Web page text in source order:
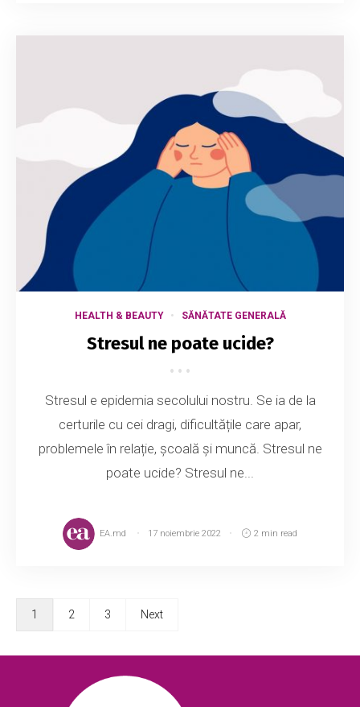
HEALTH & BEAUTY SĂNĂTATE GENERALĂ
Stresul ne poate ucide?
Stresul e epidemia secolului nostru. Se ia de la
certurile cu cei dragi, dificultățile care apar,
problemele în relație, școală și muncă. Stresul ne
poate ucide? Stresul ne...
EA.md 17 noiembrie 2022 2 min read
1 2 3 Next